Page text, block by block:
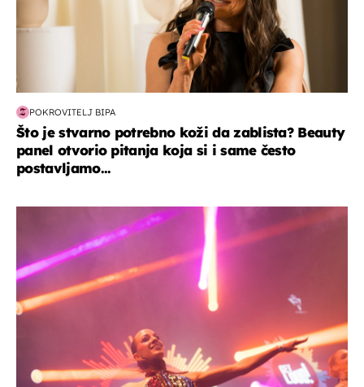
POKROVITELJ BIPA
Što je stvarno potrebno koži da zablista? Beauty
panel otvorio pitanja koja si i same često
postavljamo...